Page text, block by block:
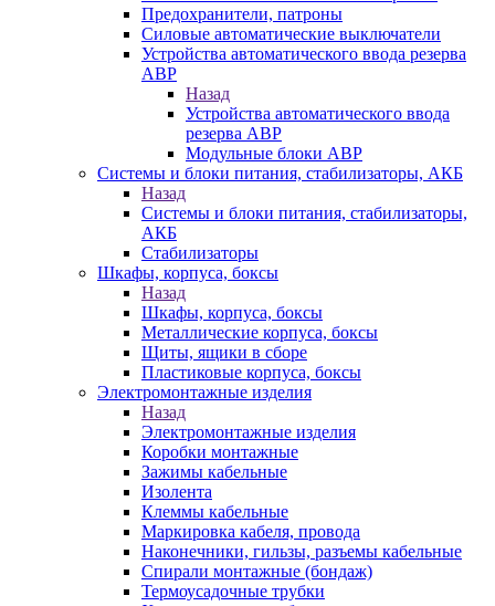
Предохранители, патроны
Силовые автоматические выключатели
Устройства автоматического ввода резерва
АВР
Назад
Устройства автоматического ввода
резерва АВР
Модульные блоки АВР
Системы и блоки питания, стабилизаторы, АКБ
Назад
Системы и блоки питания, стабилизаторы,
АКБ
Стабилизаторы
Шкафы, корпуса, боксы
Назад
Шкафы, корпуса, боксы
Металлические корпуса, боксы
Щиты, ящики в сборе
Пластиковые корпуса, боксы
Электромонтажные изделия
Назад
Электромонтажные изделия
Коробки монтажные
Зажимы кабельные
Изолента
Клеммы кабельные
Маркировка кабеля, провода
Наконечники, гильзы, разъемы кабельные
Спирали монтажные (бондаж)
Термоусадочные трубки